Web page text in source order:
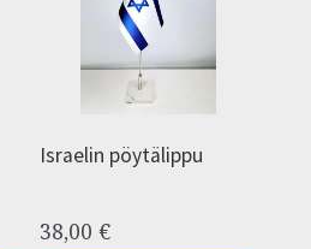
Israelin pöytälippu
38,00 €